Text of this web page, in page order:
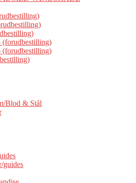
(forudbestilling)
(forudbestilling)
Blod & Stål
guides